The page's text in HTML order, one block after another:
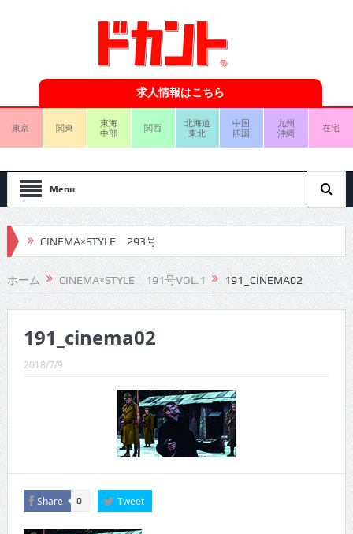
求人情報はこちら
東京 関東
東海
中部
関西
北海道
東北
中国
四国
九州
沖縄
在宅
Menu
CINEMA×STYLE 293号
CINEMA×STYLE 292号
CINEMA×STYLE 291号
CINEMA×STYLE 290号
CINEMA×STYLE 289号
CINEMA×STYLE 288号
CINEMA×STYLE 287号
CINEMA×STYLE 286号
CINEMA×STYLE 294号
ホーム CINEMA×STYLE 191号VOL.1 191_CINEMA02
191_cinema02
2018/7/9
Share 0 Tweet